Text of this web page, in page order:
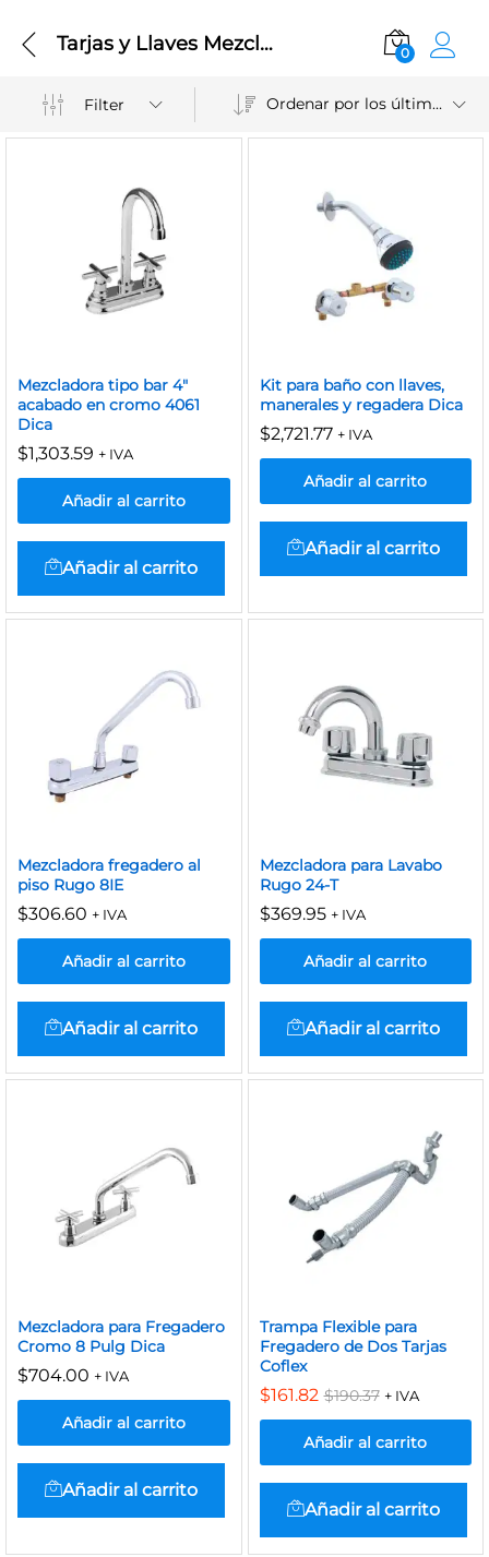
Tarjas y Llaves Mezcladoras 0
Filter Ordenar por los últimos
Mezcladora tipo bar 4″
acabado en cromo 4061
Dica
$1,303.59 + IVA
Añadir al carrito
Añadir al carrito
Kit para baño con llaves,
manerales y regadera Dica
$2,721.77 + IVA
Añadir al carrito
Añadir al carrito
Mezcladora fregadero al
piso Rugo 8IE
$306.60 + IVA
Añadir al carrito
Añadir al carrito
Mezcladora para Lavabo
Rugo 24-T
$369.95 + IVA
Añadir al carrito
Añadir al carrito
Mezcladora para Fregadero
Cromo 8 Pulg Dica
$704.00 + IVA
Añadir al carrito
Añadir al carrito
Trampa Flexible para
Fregadero de Dos Tarjas
Coflex
$161.82 $190.37 + IVA
Añadir al carrito
Añadir al carrito